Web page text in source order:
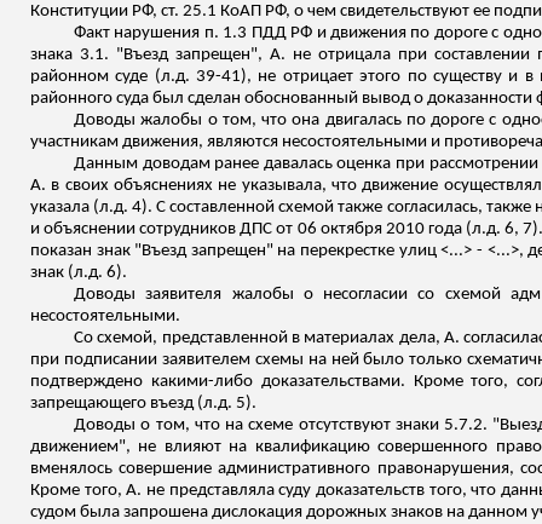
Конституции РФ, ст. 25.1 КоАП РФ, о чем свидетельствуют ее
Факт нарушения п. 1.3 ПДД РФ и движения по дороге с
знака 3.1. "Въезд запрещен", А. не отрицала при
районном суде (л.д. 39-41), не отрицает этого по существу и
районного суда был сделан обоснованный вывод о
Доводы жалобы о том, что она двигалась по дороге с
участникам движения, являются несостоятельными и
Данным доводам ранее давалась оценка при
А. в своих объяснениях не указывала, что движение
указала (л.д. 4). С составленной схемой также согласилась,
и объяснении сотрудников ДПС от 06 октября 2010 года (л.д. 6,
показан знак "Въезд запрещен" на перекрестке улиц <...> - <...>,
знак (л.д. 6).
Доводы заявителя жалобы о несогласии со схемой
несостоятельными.
Со схемой, представленной в материалах дела, А.
при подписании заявителем схемы на ней было только
подтверждено какими-либо доказательствами. Кроме того,
запрещающего въезд (л.д. 5).
Доводы о том, что на схеме отсутствуют знаки 5.7.2.
движением", не влияют на квалификацию совершенного
вменялось совершение административного правонарушения,
Кроме того, А. не представляла суду доказательств того, что
судом была запрошена дислокация дорожных знаков на данном